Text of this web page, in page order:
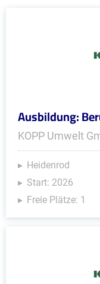
Ausbildung:
KOPP Umwelt
Heidenrod
Start: 2026
Freie Plätze: 1